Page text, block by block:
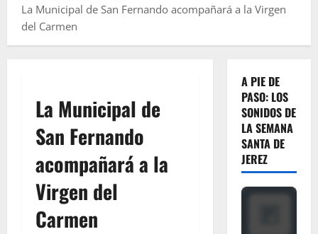
La Municipal de San Fernando acompañará a la Virgen
del Carmen
La Municipal de
San Fernando
acompañará a la
Virgen del
Carmen
A PIE DE
PASO: LOS
SONIDOS DE
LA SEMANA
SANTA DE
JEREZ